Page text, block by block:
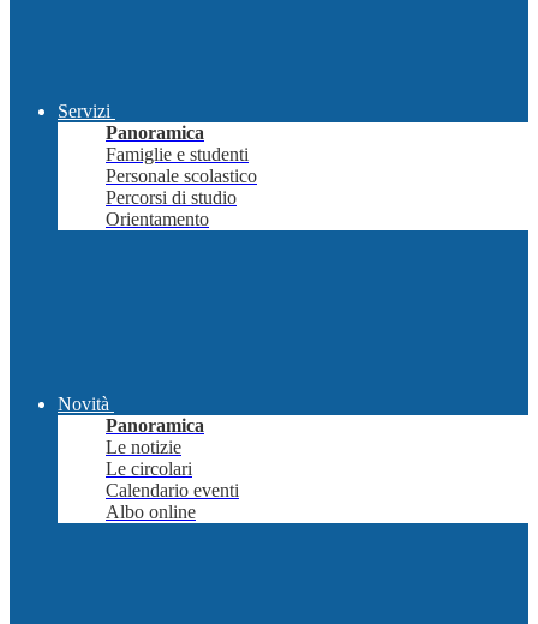
Servizi
Panoramica
Famiglie e studenti
Personale scolastico
Percorsi di studio
Orientamento
Novità
Panoramica
Le notizie
Le circolari
Calendario eventi
Albo online